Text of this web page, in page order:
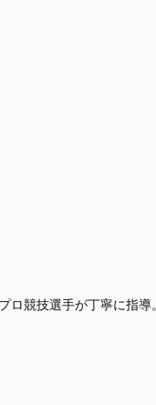
ロ競技選手が丁寧に